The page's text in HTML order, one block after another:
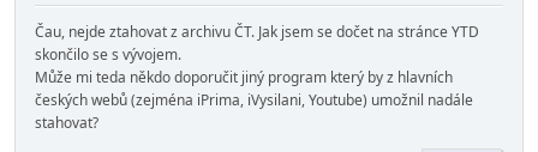
Čau, nejde ztahovat z archivu ČT. Jak jsem se dočet na stránce YTD
skončilo se s vývojem.
Může mi teda někdo doporučit jiný program který by z hlavních
českých webů (zejména iPrima, iVysilani, Youtube) umožnil nadále
stahovat?